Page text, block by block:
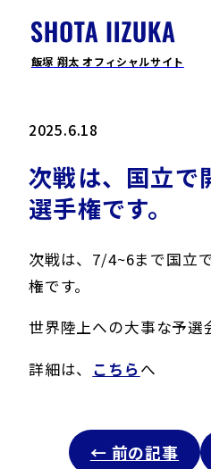
飯塚 翔太 オフィシャルサイト
2025.6.18
次戦は、国立で
選手権です。
次戦は、7/4~6まで国立
権です。
世界陸上への大事な予選
詳細は、 こちらへ
← 前の記事